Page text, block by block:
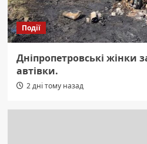
Події
Дніпропетровські жінки
автівки.
2 дні тому назад